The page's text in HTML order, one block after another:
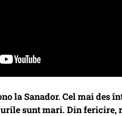
la Sanador. Cel mai des
sunt mari. Din fericire,